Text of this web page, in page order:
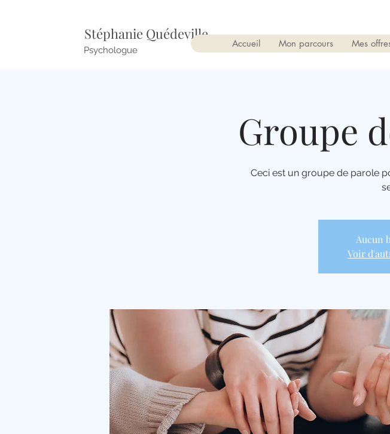
Stéphanie Quédeville
Psychologue
Accueil Mon parcours Mes
Groupe
Ceci est un groupe de parole
Aucun
Voir